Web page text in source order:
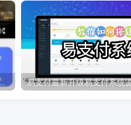
码详细搭建教程视频